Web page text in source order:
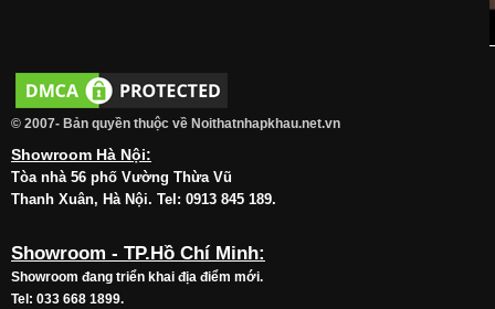
© 2007- Bản quyền thuộc về Noithatnhapkhau.net.vn
Showroom Hà Nội:
Tòa nhà 56 phố Vường Thừa Vũ
Thanh Xuân, Hà Nội. Tel: 0913 845 189.
Showroom - TP.Hồ Chí Minh:
Showroom đang triển khai địa điểm mới.
Tel: 033 668 1899.